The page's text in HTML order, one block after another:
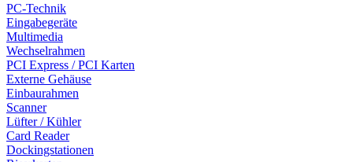
PC-Technik
Eingabegeräte
Multimedia
Wechselrahmen
PCI Express / PCI Karten
Externe Gehäuse
Einbaurahmen
Scanner
Lüfter / Kühler
Card Reader
Dockingstationen